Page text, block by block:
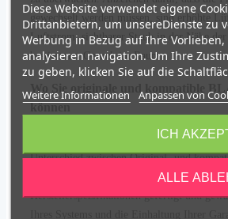
gewechselt werden müssen, sind erhöhte
Luftstrom, sichtbarer Staub in der Nähe
bestimmter Geruch im Raum.
Wo Sie originale und kompatible
können
Bei der Auswahl von BLAUBERG-
Unterschied zwischen Original- und
kennen. Original BLAUBERG-Filter
Herstellerspezifikationen gefertigt und
Diese Website verwendet eigene
Drittanbietern, um unsereDienste zu
Werbung in Bezug auf Ihre
analysieren navigation. Um Ihre
zu geben, klicken Sie auf die
Weitere Informationen Anpassen von
ALLE
ICH